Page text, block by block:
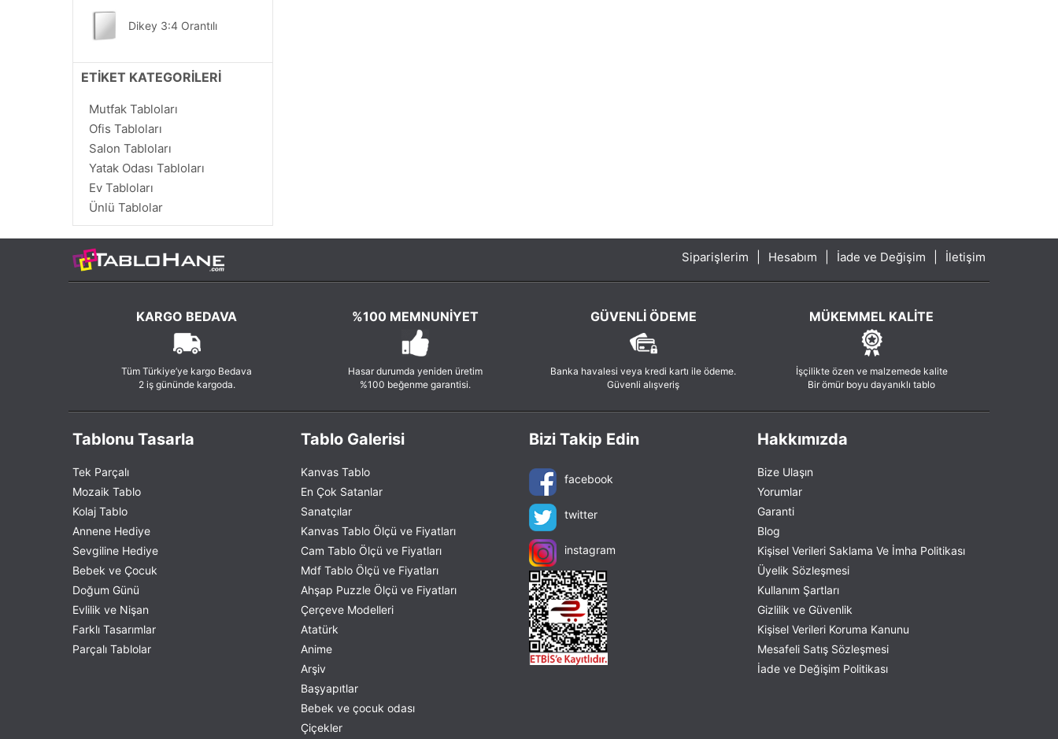
Alfred Arthur Brunel de Neuville
Alfred Gockel
Alfred Guillou
Alfred Sisley
Alfredo Guttero
Alice Pearlee
Alphonse Marie Mucha
Amadeo de Souza Cardoso
Ambrogio de Predis
Amedeo Modigliani
Amrita Sher-Gil
Andreas Achenbach
Andries Benedetti
Andy Warhol
Angelica Kauffman
Anselm Feuerbach
Anthonis Leemans
Anthony van Dyck
Antoine Vollon
Anton Faistauer
Anton Karinger
Antonie De Favray
Arnold Böcklin
Artelli Stock
Artemisia Gentileschi
Arthur Kampf
Dikey 3:4 Orantılı
Dikey 2:3 Orantılı
Dikey 1:2 Orantılı
Dikey 1:3 Orantılı
ETİKET KATEGORİLERİ
Mutfak Tabloları
Ofis Tabloları
Salon Tabloları
Yatak Odası Tabloları
Ev Tabloları
Ünlü Tablolar
Siparişlerim Hesabım İade ve Değişim İletişim
KARGO BEDAVA
Tüm Türkiye’ye kargo Bedava
2 iş gününde kargoda.
%100 MEMNUNIYET
Hasar durumda yeniden üretim
%100 beğenme garantisi.
GÜVENLI ÖDEME
Banka havalesi veya kredi kartı ile ödeme.
Güvenli alışveriş
MÜKEMMEL KALITE
İşçilikte özen ve malzemede kalite
Bir ömür boyu dayanıklı tablo
Tablonu Tasarla
Tek Parçalı
Mozaik Tablo
Kolaj Tablo
Annene Hediye
Sevgiline Hediye
Bebek ve Çocuk
Doğum Günü
Evlilik ve Nişan
Farklı Tasarımlar
Parçalı Tablolar
Tablo Galerisi
Kanvas Tablo
En Çok Satanlar
Sanatçılar
Kanvas Tablo Ölçü ve Fiyatları
Cam Tablo Ölçü ve Fiyatları
Mdf Tablo Ölçü ve Fiyatları
Ahşap Puzzle Ölçü ve Fiyatları
Çerçeve Modelleri
Atatürk
Anime
Arşiv
Başyapıtlar
Bebek ve çocuk odası
Çiçekler
Bizi Takip Edin
facebook
twitter
instagram
Hakkımızda
Bize Ulaşın
Yorumlar
Garanti
Blog
Kişisel Verileri Saklama Ve İmha Politikası
Üyelik Sözleşmesi
Kullanım Şartları
Gizlilik ve Güvenlik
Kişisel Verileri Koruma Kanunu
Mesafeli Satış Sözleşmesi
İade ve Değişim Politikası